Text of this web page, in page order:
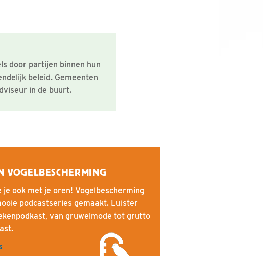
door partijen binnen hun
beleid. Gemeenten
in de buurt.
VOGELBESCHERMING
je ook met je oren! Vogelbescherming
podcastseries gemaakt. Luister
van gruwelmode tot grutto